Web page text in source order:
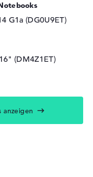
G1a (DG0U9ET)
(DM4Z1ET)
anzeigen